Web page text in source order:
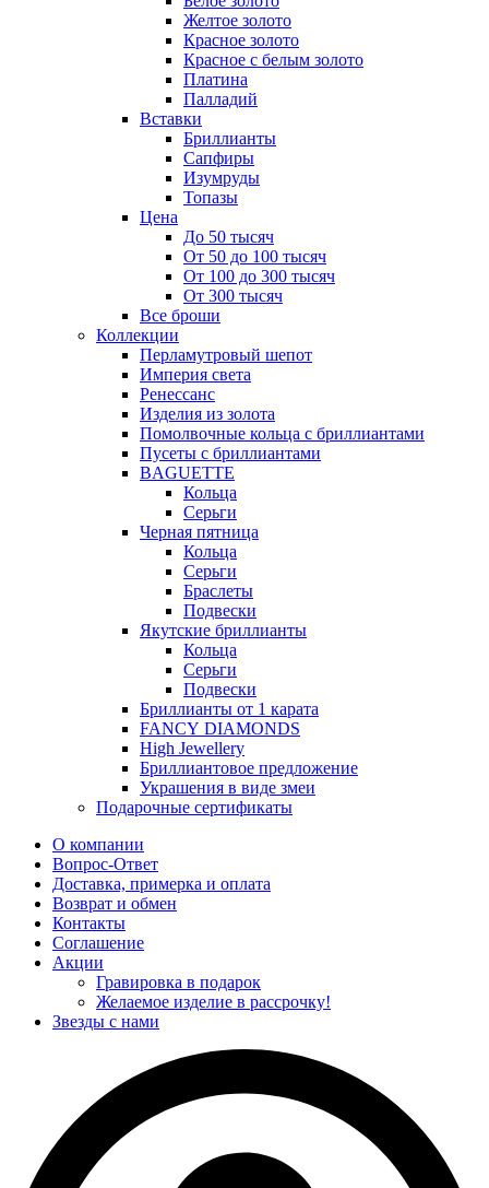
Желтое золото
Красное золото
Красное с белым золото
Платина
Палладий
Вставки
Бриллианты
Сапфиры
Изумруды
Топазы
Цена
До 50 тысяч
От 50 до 100 тысяч
От 100 до 300 тысяч
От 300 тысяч
Все броши
Коллекции
Перламутровый шепот
Империя света
Ренессанс
Изделия из золота
Помолвочные кольца с бриллиантами
Пусеты с бриллиантами
BAGUETTE
Кольца
Серьги
Черная пятница
Кольца
Серьги
Браслеты
Подвески
Якутские бриллианты
Кольца
Серьги
Подвески
Бриллианты от 1 карата
FANCY DIAMONDS
High Jewellery
Бриллиантовое предложение
Украшения в виде змеи
Подарочные сертификаты
О компании
Вопрос-Ответ
Доставка, примерка и оплата
Возврат и обмен
Контакты
Соглашение
Акции
Гравировка в подарок
Желаемое изделие в рассрочку!
Звезды с нами